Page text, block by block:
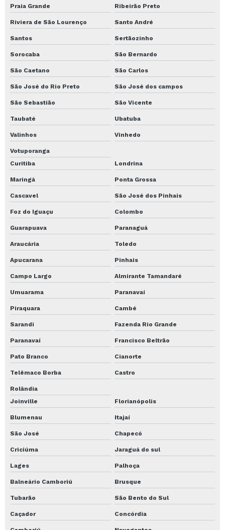
Sondagem a percussão preço
Sondagem a percussão spt
Sondagem spt
Sondagem spt em minas gerais
Sondagem spt execução
Sondagem spt fundação
Sondagem spt manual
Sondagem SPT mg
Sondagem spt orçamento
Sondagem spt preço mg
Transporte de caldeira
Transporte de Caldeira mg
Transporte de Caldeira preço
Transporte de Caldeira valor
Transporte de equipamentos pesados
Transporte de guindaste
Transporte de guindaste sp
Transporte de máquinas e equipamentos
Transporte de máquinas industriais
Transporte de pesados
Transporte de Pesados mg
Transporte de Pesados uberlândia
Transporte de pesados valor
Transporte de plataforma
Transporte de plataforma elevatória
Transporte de plataforma mg
Transporte de plataforma preço
Praia Grande Ribeirão Preto
Riviera de São Lourenço Santo André
Santos Sertãozinho
Sorocaba São Bernardo
São Caetano São Carlos
São José do Rio Preto São José dos campos
São Sebastião São Vicente
Taubaté Ubatuba
Valinhos Vinhedo
Votuporanga
Curitiba
Londrina
Maringá Ponta Grossa
Cascavel São José dos Pinhais
Foz do Iguaçu Colombo
Guarapuava Paranaguá
Araucária Toledo
Apucarana Pinhais
Campo Largo Almirante Tamandaré
Umuarama Paranavaí
Piraquara Cambé
Sarandi Fazenda Rio Grande
Paranavaí Francisco Beltrão
Pato Branco Cianorte
Telêmaco Borba Castro
Rolândia
Joinville
Florianópolis
Blumenau Itajaí
São José Chapecó
Criciúma Jaraguá do sul
Lages Palhoça
Balneário Camboriú Brusque
Tubarão São Bento do Sul
Caçador Concórdia